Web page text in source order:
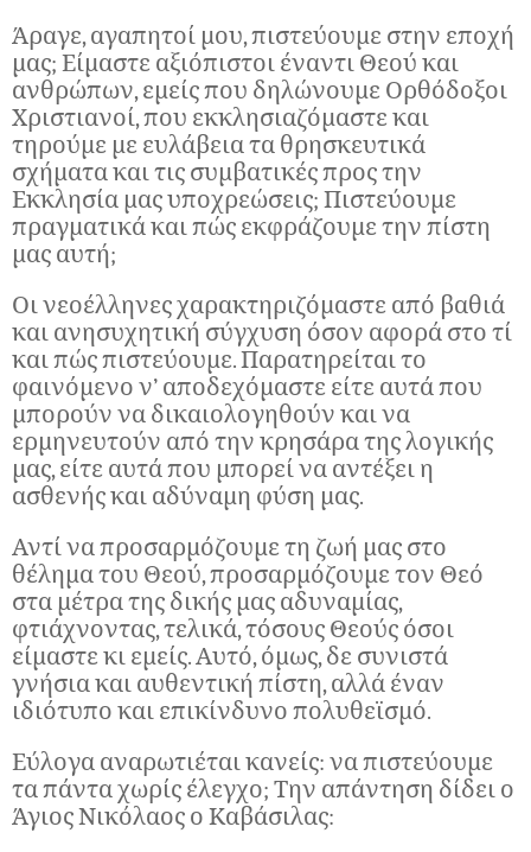
Άραγε, αγαπητοί μου, πιστεύουμε στην εποχή
μας; Είμαστε αξιόπιστοι έναντι Θεού και
ανθρώπων, εμείς που δηλώνουμε Ορθόδοξοι
Χριστιανοί, που εκκλησιαζόμαστε και
τηρούμε με ευλάβεια τα θρησκευτικά
σχήματα και τις συμβατικές προς την
Εκκλησία μας υποχρεώσεις; Πιστεύουμε
πραγματικά και πώς εκφράζουμε την πίστη
μας αυτή;
Οι νεοέλληνες χαρακτηριζόμαστε από βαθιά
και ανησυχητική σύγχυση όσον αφορά στο τί
και πώς πιστεύουμε. Παρατηρείται το
φαινόμενο ν’ αποδεχόμαστε είτε αυτά που
μπορούν να δικαιολογηθούν και να
ερμηνευτούν από την κρησάρα της λογικής
μας, είτε αυτά που μπορεί να αντέξει η
ασθενής και αδύναμη φύση μας.
Αντί να προσαρμόζουμε τη ζωή μας στο
θέλημα του Θεού, προσαρμόζουμε τον Θεό
στα μέτρα της δικής μας αδυναμίας,
φτιάχνοντας, τελικά, τόσους Θεούς όσοι
είμαστε κι εμείς. Αυτό, όμως, δε συνιστά
γνήσια και αυθεντική πίστη, αλλά έναν
ιδιότυπο και επικίνδυνο πολυθεϊσμό.
Εύλογα αναρωτιέται κανείς: να πιστεύουμε
τα πάντα χωρίς έλεγχο; Την απάντηση δίδει ο
Άγιος Νικόλαος ο Καβάσιλας: